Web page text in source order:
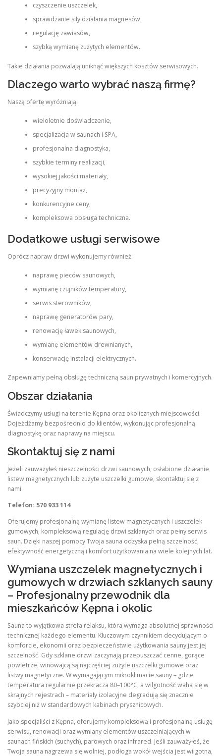
czyszczenie uszczelek,
sprawdzanie siły działania magnesów,
regulację zawiasów,
szybką wymianę zużytych elementów.
Takie działania pozwalają uniknąć większych kosztów serwisowych.
Dlaczego warto wybrać naszą firmę?
Naszą ofertę wyróżniają:
wieloletnie doświadczenie,
specjalizacja w saunach i SPA,
profesjonalna diagnostyka,
szybkie terminy realizacji,
wysokiej jakości materiały,
precyzyjny montaż,
konkurencyjne ceny,
kompleksowa obsługa techniczna.
Dodatkowe usługi serwisowe
Oprócz napraw drzwi wykonujemy również:
naprawę pieców saunowych,
wymianę czujników temperatury,
serwis sterowników,
naprawę generatorów pary,
renowację ławek saunowych,
wymianę elementów drewnianych,
konserwację instalacji elektrycznych.
Zapewniamy pełną obsługę techniczną saun prywatnych i komercyjnych.
Obszar działania
Świadczymy usługi na terenie Kępna oraz okolicznych miejscowości.
Dojeżdżamy bezpośrednio do klientów, wykonując profesjonalną
diagnostykę oraz naprawy na miejscu.
Skontaktuj się z nami
Jeżeli zauważyłeś nieszczelności drzwi saunowych, osłabione działanie
listew magnetycznych lub zużyte uszczelki gumowe, skontaktuj się z
nami.
Telefon: 570 933 114
Oferujemy profesjonalną wymianę listew magnetycznych i uszczelek
gumowych, kompleksową regulację drzwi szklanych oraz pełny serwis
saun. Dzięki naszej pomocy Twoja sauna odzyska pełną szczelność,
efektywność energetyczną i komfort użytkowania na wiele kolejnych lat.
Wymiana uszczelek magnetycznych i
gumowych w drzwiach szklanych sauny
– Profesjonalny przewodnik dla
mieszkańców Kępna i okolic
Sauna to wyjątkowa strefa relaksu, która wymaga absolutnej sprawności
technicznej każdego elementu. Kluczowym czynnikiem decydującym o
komforcie, ekonomii oraz bezpieczeństwie użytkowania sauny jest jej
szczelność. Gdy szklane drzwi zaczynają przepuszczać cenne, gorące
powietrze, winowajcą są najczęściej zużyte uszczelki gumowe oraz
listwy magnetyczne. W wymagającym mikroklimacie sauny – gdzie
temperatura regularnie przekracza 80–100°C, a wilgotność waha się w
skrajnych rejestrach – materiały izolacyjne degradują się znacznie
szybciej niż w standardowych kabinach prysznicowych.
Jako specjaliści z Kępna, oferujemy kompleksową i profesjonalną usługę
serwisu, renowacji oraz wymiany elementów uszczelniających w
saunach fińskich (suchych), parowych oraz infrared. Jeśli zauważyłeś, że
Twoja sauna nagrzewa się wolniej, podłoga wokół wejścia jest wilgotna,